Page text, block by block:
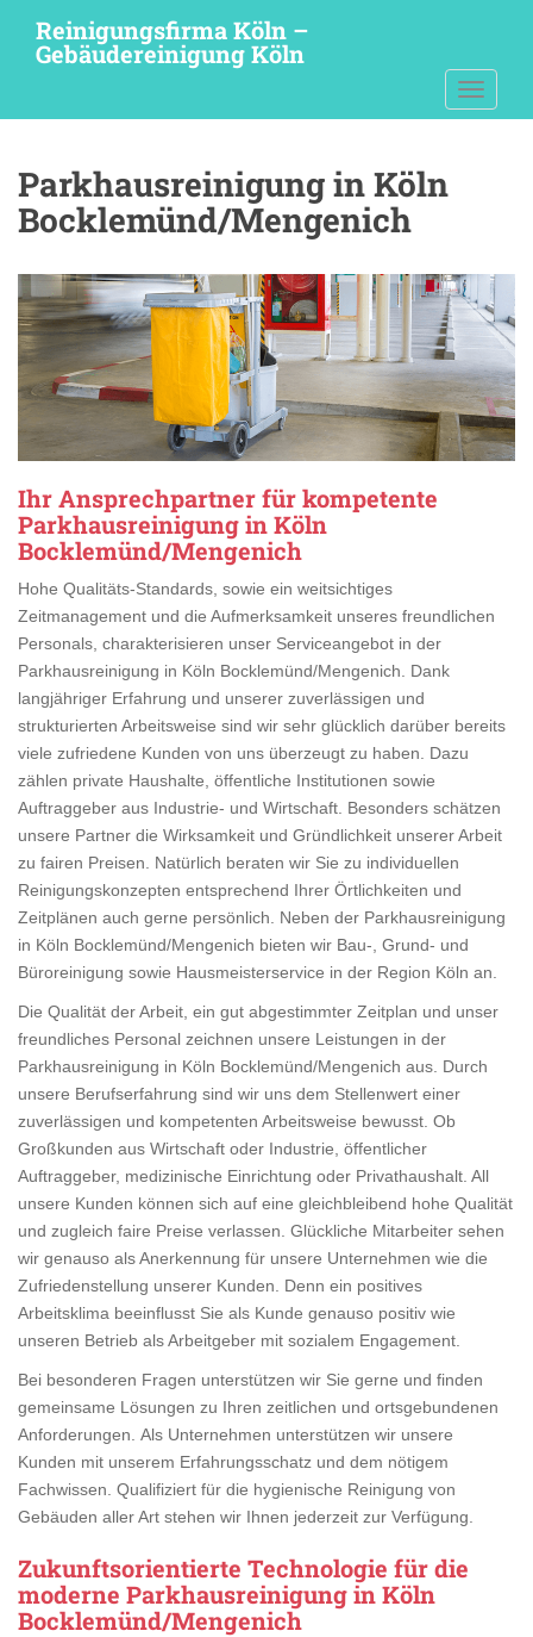
t
Reinigungsfirma Köln –
Gebäudereinigung Köln
Parkhausreinigung in Köln
Bocklemünd/Mengenich
Ihr Ansprechpartner für kompetente
Parkhausreinigung in Köln
Bocklemünd/Mengenich
Hohe Qualitäts-Standards, sowie ein weitsichtiges
Zeitmanagement und die Aufmerksamkeit unseres freundlichen
Personals, charakterisieren unser Serviceangebot in der
Parkhausreinigung in Köln Bocklemünd/Mengenich. Dank
langjähriger Erfahrung und unserer zuverlässigen und
strukturierten Arbeitsweise sind wir sehr glücklich darüber bereits
viele zufriedene Kunden von uns überzeugt zu haben. Dazu
zählen private Haushalte, öffentliche Institutionen sowie
Auftraggeber aus Industrie- und Wirtschaft. Besonders schätzen
unsere Partner die Wirksamkeit und Gründlichkeit unserer Arbeit
zu fairen Preisen. Natürlich beraten wir Sie zu individuellen
Reinigungskonzepten entsprechend Ihrer Örtlichkeiten und
Zeitplänen auch gerne persönlich. Neben der Parkhausreinigung
in Köln Bocklemünd/Mengenich bieten wir Bau-, Grund- und
Büroreinigung sowie Hausmeisterservice in der Region Köln an.
Die Qualität der Arbeit, ein gut abgestimmter Zeitplan und unser
freundliches Personal zeichnen unsere Leistungen in der
Parkhausreinigung in Köln Bocklemünd/Mengenich aus. Durch
unsere Berufserfahrung sind wir uns dem Stellenwert einer
zuverlässigen und kompetenten Arbeitsweise bewusst. Ob
Großkunden aus Wirtschaft oder Industrie, öffentlicher
Auftraggeber, medizinische Einrichtung oder Privathaushalt. All
unsere Kunden können sich auf eine gleichbleibend hohe Qualität
und zugleich faire Preise verlassen. Glückliche Mitarbeiter sehen
wir genauso als Anerkennung für unsere Unternehmen wie die
Zufriedenstellung unserer Kunden. Denn ein positives
Arbeitsklima beeinflusst Sie als Kunde genauso positiv wie
unseren Betrieb als Arbeitgeber mit sozialem Engagement.
Bei besonderen Fragen unterstützen wir Sie gerne und finden
gemeinsame Lösungen zu Ihren zeitlichen und ortsgebundenen
Anforderungen. Als Unternehmen unterstützen wir unsere
Kunden mit unserem Erfahrungsschatz und dem nötigem
Fachwissen. Qualifiziert für die hygienische Reinigung von
Gebäuden aller Art stehen wir Ihnen jederzeit zur Verfügung.
Zukunftsorientierte Technologie für die
moderne Parkhausreinigung in Köln
Bocklemünd/Mengenich